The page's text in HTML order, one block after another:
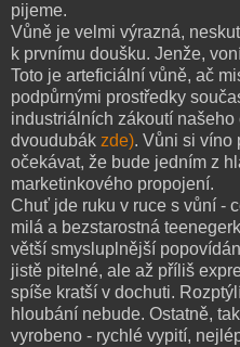
pijeme.
Vůně je velmi výrazná,
k prvnímu doušku. Jenže,
Toto je arteficiální vůně, ač
podpůrnými prostředky
industriálních zákoutí
dvoudubák zde). Vůni si víno
očekávat, že bude jedním z
marketinkového propojení.
Chuť jde ruku v ruce s vůní -
milá a bezstarostná
větší smysluplnější
jistě pitelné, ale až příliš
spíše kratší v dochuti.
hloubání nebude. Ostatně,
vyrobeno - rychlé vypití,